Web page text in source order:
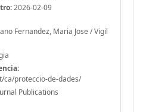
2026-02-09
Fernandez, Maria Jose / Vigil
ca/proteccio-de-dades/
Publications